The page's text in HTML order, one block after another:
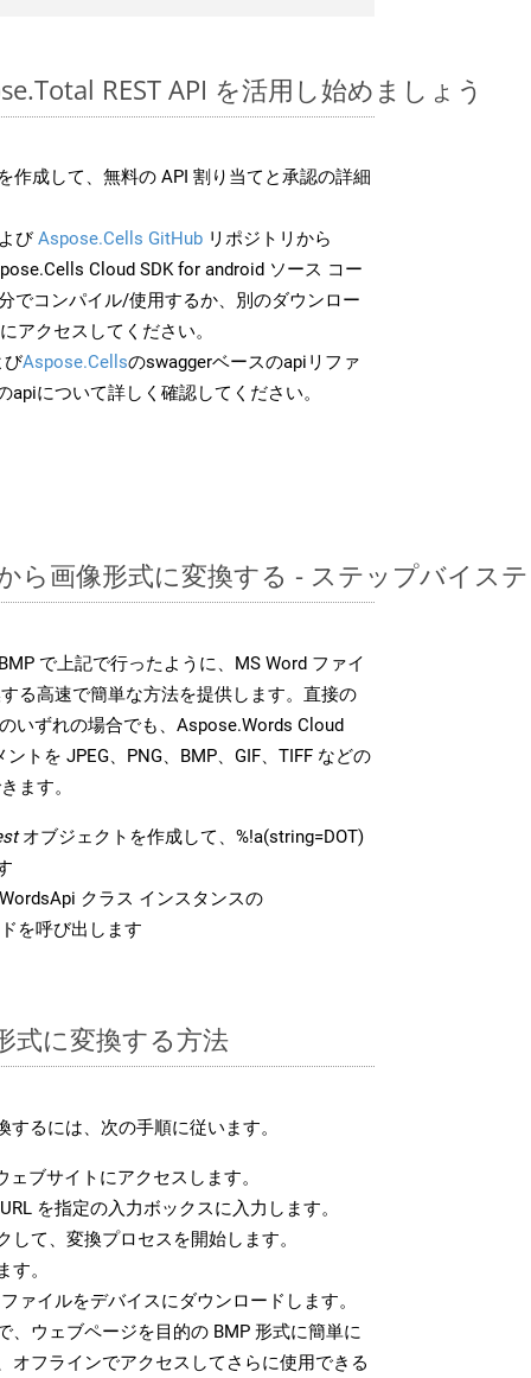
REST API を活用し始めましょう
作成して、無料の API 割り当てと承認の詳細
びAspose.Cells GitHub リポジトリから
Cloud SDK for android ソース コー
でコンパイル/使用するか、別のダウンロー
アクセスしてください。
びAspose.Cellsのswaggerベースのapiリファ
apiについて詳しく確認してください。
ら画像形式に変換する - ステップバイス
で上記で行ったように、MS Word ファイ
る高速で簡単な方法を提供します。直接の
いずれの場合でも、Aspose.Words Cloud
トを JPEG、PNG、BMP、GIF、TIFF などの
ます。
オブジェクトを作成して、%!a(string=DOT)
クラス インスタンスの
を呼び出します
式に変換する方法
るには、次の手順に従います。
ェブサイトにアクセスします。
を指定の入力ボックスに入力します。
して、変換プロセスを開始します。
。
ァイルをデバイスにダウンロードします。
、ウェブページを目的の BMP 形式に簡単に
オフラインでアクセスしてさらに使用できる